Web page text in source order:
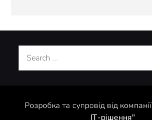
Search
Розробка та супровід від компанії
ІТ-рішення"